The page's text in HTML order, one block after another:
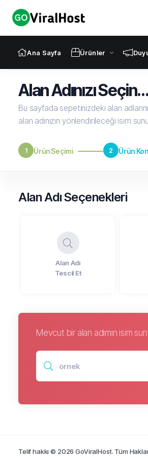
Ana Sayfa Ürünler
Alan Adınızı Seçin...
Bu sayfada sepetinizdeki alan
alan adınızın yönlendirileceği isim
1 Ürün Seçimi 2 Ürün
Alan Adı Seçenekleri
Alan Adı
Tescil Et
Mevcut bir alan adımın isim
Telif hakkı © 2026 GoViralHost. Tüm